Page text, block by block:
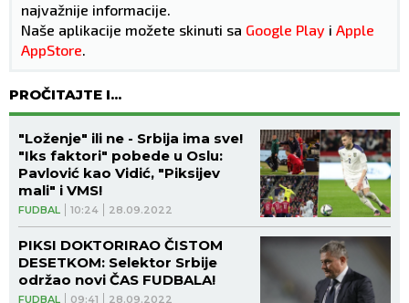
najvažnije informacije.
Naše aplikacije možete skinuti sa Google Play i Apple
AppStore.
PROČITAJTE I...
FUDBAL 10:24 28.09.2022
"Loženje" ili ne - Srbija ima sve!
"Iks faktori" pobede u Oslu:
Pavlović kao Vidić, "Piksijev
mali" i VMS!
FUDBAL 09:41 28.09.2022
PIKSI DOKTORIRAO ČISTOM
DESETKOM: Selektor Srbije
održao novi ČAS FUDBALA!